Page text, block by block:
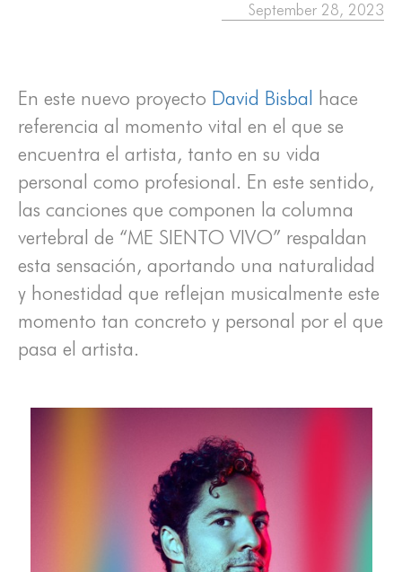
September 28, 2023
En este nuevo proyecto David Bisbal hace
referencia al momento vital en el que se
encuentra el artista, tanto en su vida
personal como profesional. En este sentido,
las canciones que componen la columna
vertebral de “ME SIENTO VIVO” respaldan
esta sensación, aportando una naturalidad
y honestidad que reflejan musicalmente este
momento tan concreto y personal por el que
pasa el artista.